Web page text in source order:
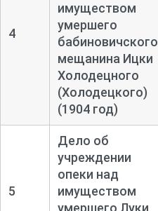
4
имуществом
умершего
бабиновичского
мещанина Ицки
Холодецного
(Холодецкого)
(1904 год)
5
Дело об
учреждении
опеки над
имуществом
умершего Луки